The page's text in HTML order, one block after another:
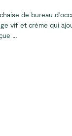
de bureau
vif et crème qui
...